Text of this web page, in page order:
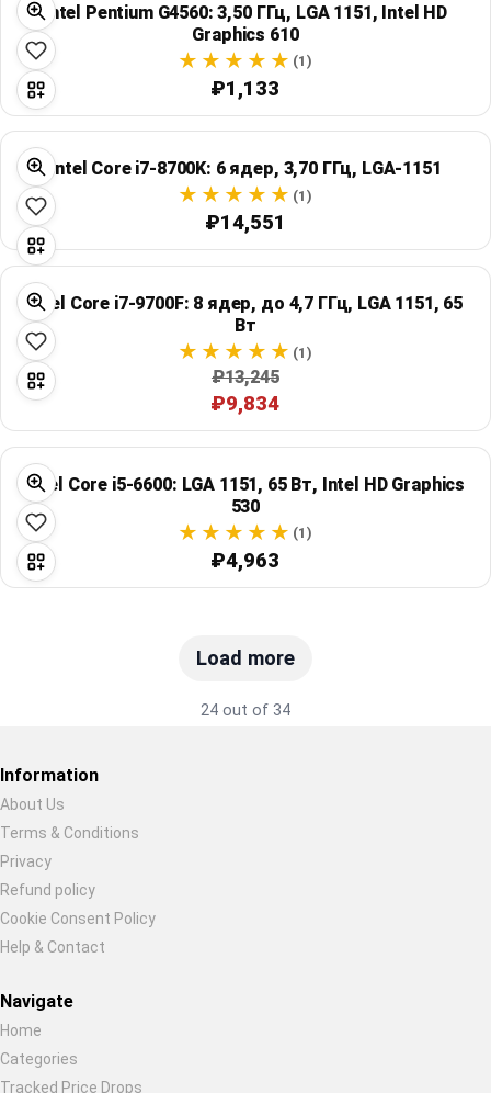
Intel Pentium G4560: 3,50 ГГц, LGA 1151, Intel HD
Graphics 610
(1)
₽1,133
Intel Core i7-8700K: 6 ядер, 3,70 ГГц, LGA-1151
(1)
₽14,551
Intel Core i7-9700F: 8 ядер, до 4,7 ГГц, LGA 1151, 65
Вт
(1)
₽13,245
₽9,834
Intel Core i5-6600: LGA 1151, 65 Вт, Intel HD Graphics
530
(1)
₽4,963
Load more
24 out of 34
Restore previous
Information
About Us
Terms & Conditions
Privacy
Refund policy
Cookie Consent Policy
Help & Contact
Navigate
Home
Categories
Tracked Price Drops